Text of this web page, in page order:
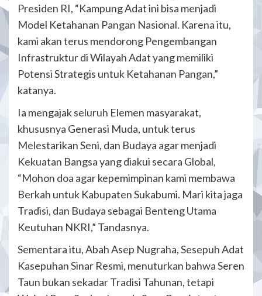
Presiden RI, “Kampung Adat ini bisa menjadi
Model Ketahanan Pangan Nasional. Karena itu,
kami akan terus mendorong Pengembangan
Infrastruktur di Wilayah Adat yang memiliki
Potensi Strategis untuk Ketahanan Pangan,”
katanya.
Ia mengajak seluruh Elemen masyarakat,
khususnya Generasi Muda, untuk terus
Melestarikan Seni, dan Budaya agar menjadi
Kekuatan Bangsa yang diakui secara Global,
“Mohon doa agar kepemimpinan kami membawa
Berkah untuk Kabupaten Sukabumi. Mari kita jaga
Tradisi, dan Budaya sebagai Benteng Utama
Keutuhan NKRI,” Tandasnya.
Sementara itu, Abah Asep Nugraha, Sesepuh Adat
Kasepuhan Sinar Resmi, menuturkan bahwa Seren
Taun bukan sekadar Tradisi Tahunan, tetapi